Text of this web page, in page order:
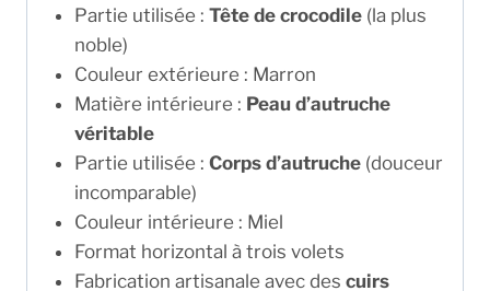
Partie utilisée : Tête de crocodile(la plus
noble)
Couleur extérieure : Marron
Matière intérieure : Peau d’autruche
véritable
Partie utilisée : Corps d’autruche(douceur
incomparable)
Couleur intérieure : Miel
Format horizontal à trois volets
Fabrication artisanale avec des cuirs